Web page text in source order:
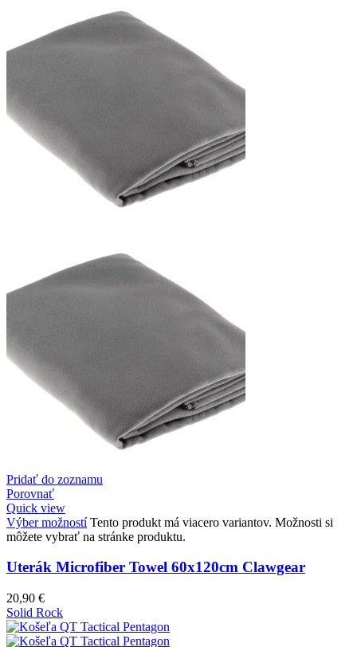
Pridať do zoznamu
Porovnať
Quick view
Výber možností Tento produkt má viacero variantov. Možnosti si
môžete vybrať na stránke produktu.
Uterák Microfiber Towel 60x120cm Clawgear
20,90 €
Solid Rock